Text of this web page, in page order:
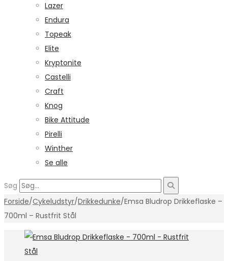
Lazer
Endura
Topeak
Elite
Kryptonite
Castelli
Craft
Knog
Bike Attitude
Pirelli
Winther
Se alle
Søg
Forside/Cykeludstyr/Drikkedunke/Emsa Bludrop Drikkeflaske –
700ml – Rustfrit Stål